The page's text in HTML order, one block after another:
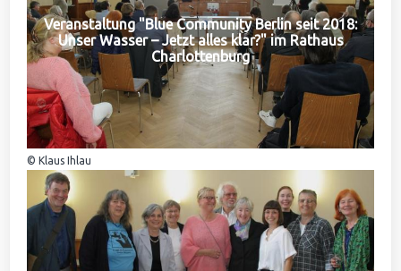
Veranstaltung "Blue Community Berlin seit 2018:
Unser Wasser – Jetzt alles klar?" im Rathaus
Charlottenburg
© Klaus Ihlau